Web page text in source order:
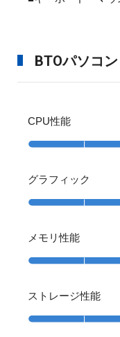
BTOパソコ
CPU性能
グラフィック
メモリ性能
ストレージ性能